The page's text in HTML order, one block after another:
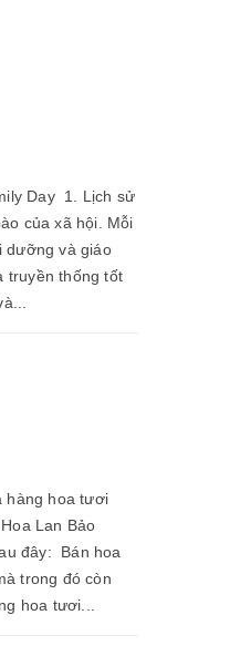
Day 1. Lịch sử
của xã hội. Mỗi
dưỡng và giáo
truyền thống tốt
hàng hoa tươi
Lan Bảo
đây: Bán hoa
trong đó còn
hoa tươi...